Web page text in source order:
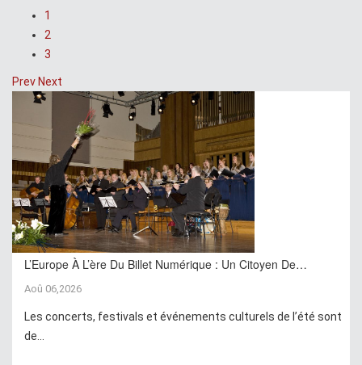
1
2
3
Prev Next
L’Europe À L’ère Du Billet Numérique : Un Citoyen De…
Aoû 06,2026
Les concerts, festivals et événements culturels de l’été sont
de...